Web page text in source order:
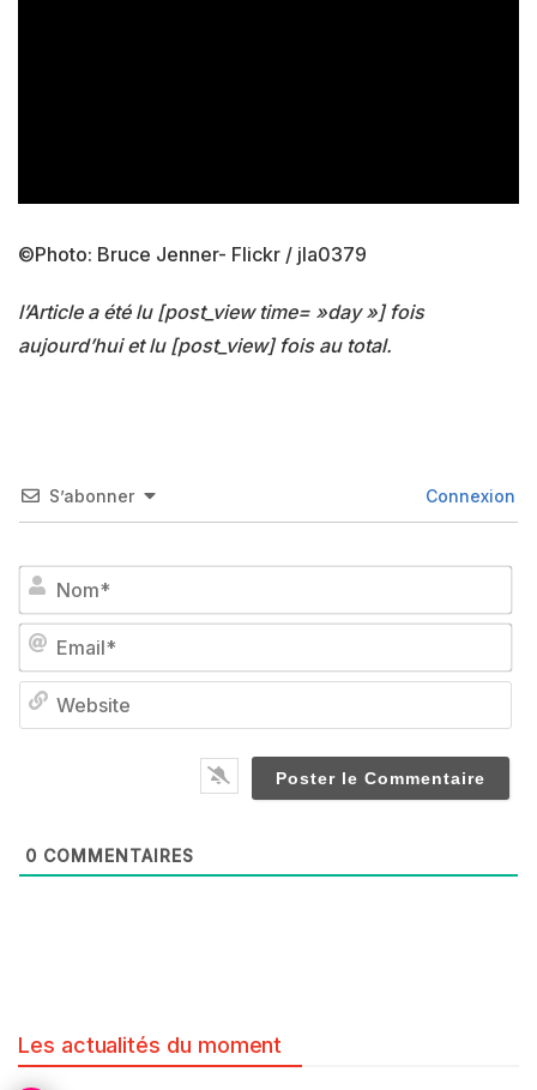
©Photo: Bruce Jenner- Flickr / jla0379
l’Article a été lu [post_view time= »day »] fois
aujourd’hui et lu [post_view] fois au total.
S’abonner Connexion
0 COMMENTAIRES
Les actualités du moment